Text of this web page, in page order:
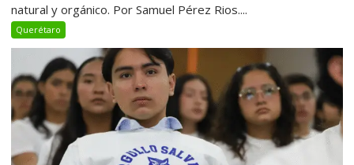
natural y orgánico. Por Samuel Pérez Rios....
Querétaro